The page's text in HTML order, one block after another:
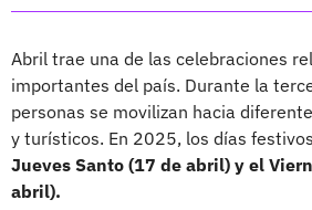
Abril trae una de las celebraciones
importantes del país. Durante la
personas se movilizan hacia
y turísticos. En 2025, los días
Jueves Santo (17 de abril) y el
abril).